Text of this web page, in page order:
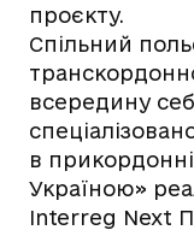
проєкту.
Спільний
всередину
в
Україною»
Interreg Next